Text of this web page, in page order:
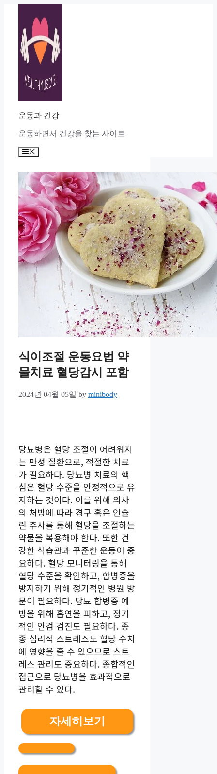
운동과 건강
운동하면서 건강을 찾는 사이트
Menu
식이조절 운동요법 약
물치료 혈당감시 포함
2024년 04월 05일 by minibody
당뇨병은 혈당 조절이 어려워지
는 만성 질환으로, 적절한 치료
가 필요하다. 당뇨병 치료의 핵
심은 혈당 수준을 안정적으로 유
지하는 것이다. 이를 위해 의사
의 처방에 따라 경구 혹은 인슐
린 주사를 통해 혈당을 조절하는
약물을 복용해야 한다. 또한 건
강한 식습관과 꾸준한 운동이 중
요하다. 혈당 모니터링을 통해
혈당 수준을 확인하고, 합병증을
방지하기 위해 정기적인 병원 방
문이 필요하다. 당뇨 합병증 예
방을 위해 흡연을 피하고, 정기
적인 안검 검진도 필요하다. 종
종 심리적 스트레스도 혈당 수치
에 영향을 줄 수 있으므로 스트
레스 관리도 중요하다. 종합적인
접근으로 당뇨병을 효과적으로
관리할 수 있다.
자세히보기